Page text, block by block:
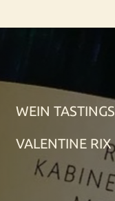
WEIN TASTINGS
VALENTINE RIX